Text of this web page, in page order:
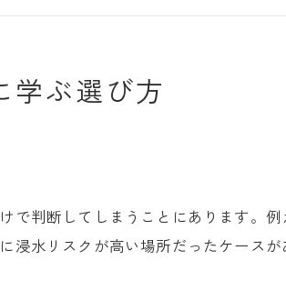
体験談から学ぶ一宮市の土地探し
土地探しで見落としやすい一宮市の盲
一宮市土地探しで多い後悔ポイン
土地探しに潜む想定外の費用や制
学ぶ選び方
で判断してしまうことにあります。
浸水リスクが高い場所だったケース